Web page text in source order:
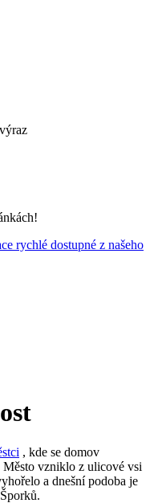
rychlé dostupné z našeho
, kde se domov
Město vzniklo z ulicové vsi
a dnešní podoba je